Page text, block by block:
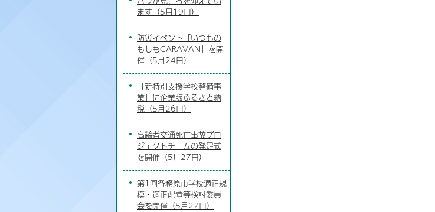
ます（5月19日）
防災イベント「いつもの
もしもCARAVAN」を開
催（5月24日）
「新特別支援学校整備事
業」に企業版ふるさと納
税（5月26日）
高齢者交通死亡事故プロ
ジェクトチームの発足式
を開催（5月27日）
第1回各務原市学校適正規
模・適正配置等検討委員
会を開催（5月27日）